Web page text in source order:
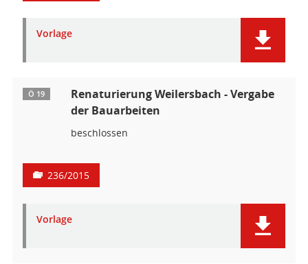
Vorlage
Ö 19
Renaturierung Weilersbach - Vergabe
der Bauarbeiten
beschlossen
236/2015
Vorlage